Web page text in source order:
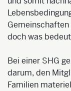
doch was
Bei einer SHG
darum, den
Familien